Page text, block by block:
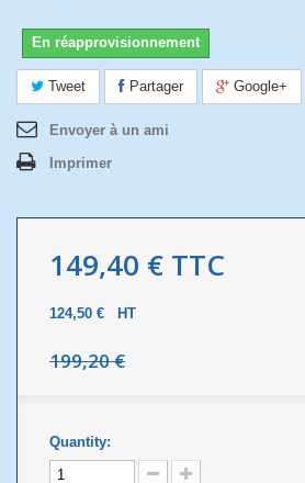
En réapprovisionnement
Tweet Partager Google+
Envoyer à un ami
Imprimer
149,40 € TTC
124,50 € HT
199,20 €
Quantity: